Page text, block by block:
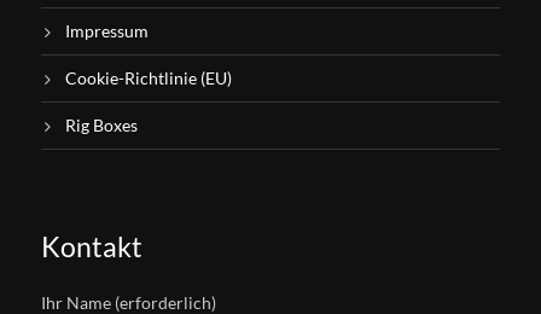
Impressum
Cookie-Richtlinie (EU)
Rig Boxes
Kontakt
Ihr Name (erforderlich)